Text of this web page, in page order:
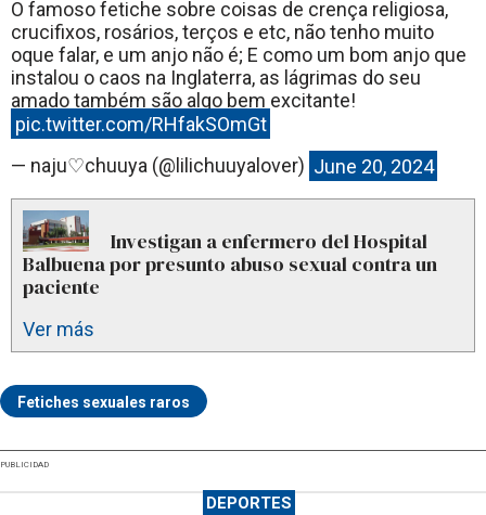
O famoso fetiche sobre coisas de crença religiosa,
crucifixos, rosários, terços e etc, não tenho muito
oque falar, e um anjo não é; E como um bom anjo que
instalou o caos na Inglaterra, as lágrimas do seu
amado também são algo bem excitante!
pic.twitter.com/RHfakSOmGt
— naju♡chuuya (@lilichuuyalover) June 20, 2024
Investigan a enfermero del Hospital
Balbuena por presunto abuso sexual contra un
paciente
Ver más
Fetiches sexuales raros
PUBLICIDAD
DEPORTES